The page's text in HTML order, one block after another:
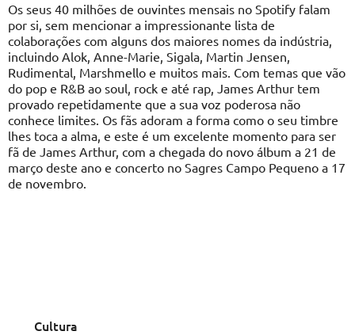
Os seus 40 milhões de ouvintes mensais no Spotify falam
por si, sem mencionar a impressionante lista de
colaborações com alguns dos maiores nomes da indústria,
incluindo Alok, Anne-Marie, Sigala, Martin Jensen,
Rudimental, Marshmello e muitos mais. Com temas que vão
do pop e R&B ao soul, rock e até rap, James Arthur tem
provado repetidamente que a sua voz poderosa não
conhece limites. Os fãs adoram a forma como o seu timbre
lhes toca a alma, e este é um excelente momento para ser
fã de James Arthur, com a chegada do novo álbum a 21 de
março deste ano e concerto no Sagres Campo Pequeno a 17
de novembro.
Cultura